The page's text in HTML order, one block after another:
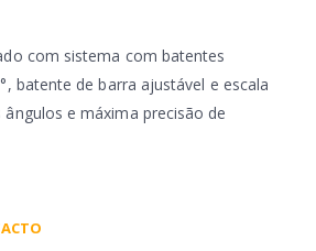
com sistema com batentes
batente de barra ajustável e escala
e máxima precisão de